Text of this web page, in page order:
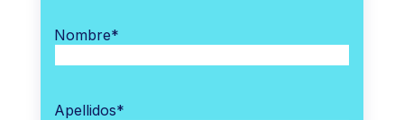
Nombre*
Apellidos*